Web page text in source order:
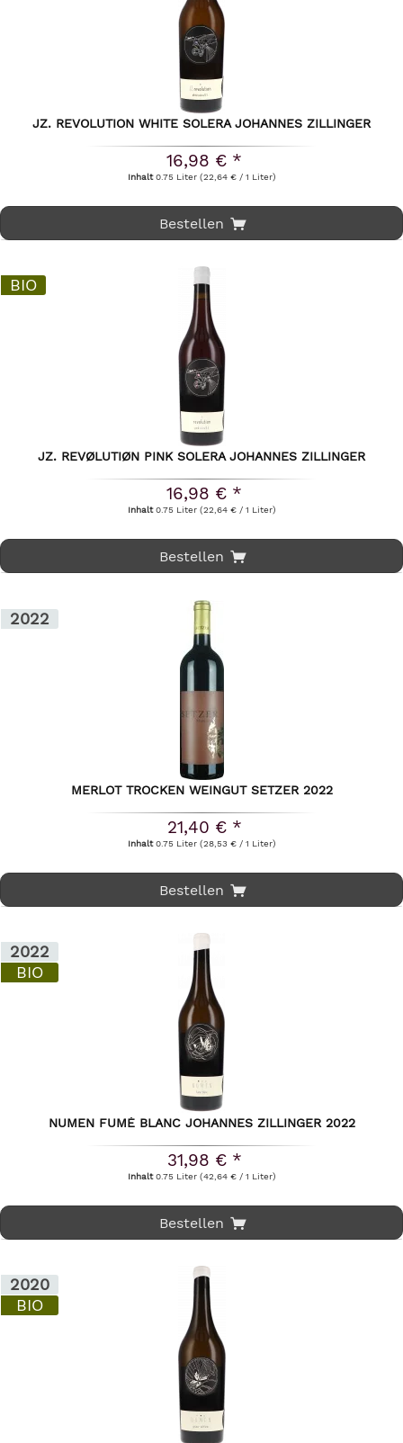
JZ. REVOLUTION WHITE SOLERA JOHANNES ZILLINGER
16,98 € *
Inhalt0.75 Liter (22,64 € / 1 Liter)
Bestellen
BIO
JZ. REVØLUTIØN PINK SOLERA JOHANNES ZILLINGER
16,98 € *
Inhalt0.75 Liter (22,64 € / 1 Liter)
Bestellen
2022
MERLOT TROCKEN WEINGUT SETZER 2022
21,40 € *
Inhalt0.75 Liter (28,53 € / 1 Liter)
Bestellen
2022
BIO
NUMEN FUMÉ BLANC JOHANNES ZILLINGER 2022
31,98 € *
Inhalt0.75 Liter (42,64 € / 1 Liter)
Bestellen
2020
BIO